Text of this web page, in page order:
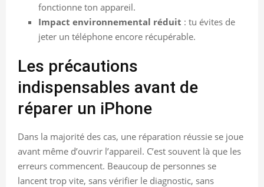
fonctionne ton appareil.
Impact environnemental réduit : tu évites de
jeter un téléphone encore récupérable.
Les précautions
indispensables avant de
réparer un iPhone
Dans la majorité des cas, une réparation réussie se joue
avant même d’ouvrir l’appareil. C’est souvent là que les
erreurs commencent. Beaucoup de personnes se
lancent trop vite, sans vérifier le diagnostic, sans